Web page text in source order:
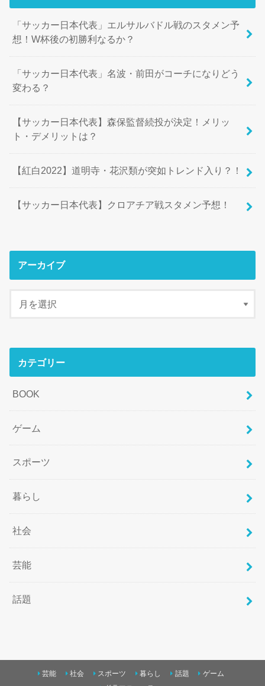
「サッカー日本代表」エルサルバドル戦のスタメン予
想！W杯後の初勝利なるか？
「サッカー日本代表」名波・前田がコーチになりどう
変わる？
【サッカー日本代表】森保監督続投が決定！メリッ
ト・デメリットは？
【紅白2022】道明寺・花沢類が突如トレンド入り？！
【サッカー日本代表】クロアチア戦スタメン予想！
アーカイブ
カテゴリー
BOOK
ゲーム
スポーツ
暮らし
社会
芸能
話題
芸能 社会 スポーツ 暮らし 話題
ゲーム